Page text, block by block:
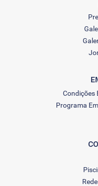
Condições
Programa